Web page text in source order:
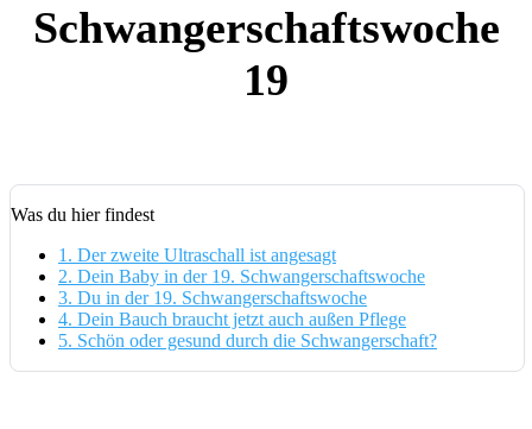
Schwangerschaftswoche
19
Was du hier findest
1. Der zweite Ultraschall ist angesagt
2. Dein Baby in der 19. Schwangerschaftswoche
3. Du in der 19. Schwangerschaftswoche
4. Dein Bauch braucht jetzt auch außen Pflege
5. Schön oder gesund durch die Schwangerschaft?